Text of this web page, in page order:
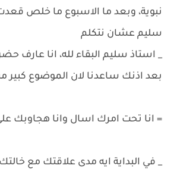
نبوية، وبعد ما الاسبوع ما خلص
سليم عشان نتكلم
_ استاذ سليم البقاء لله، انا عارف
بعد اذنك ساعدنا لان الموضوع
= انا تحت امرك اسال وانا هجاوبك
_ في البداية ايه مدى علاقتك مع